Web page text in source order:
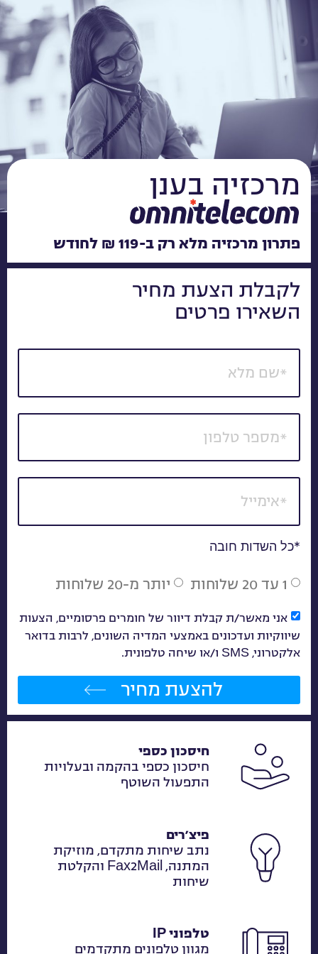
מרכזיה בענן
פתרון מרכזיה מלא רק ב-119 ₪ לחודש​
לקבלת הצעת מחיר
השאירו פרטים
*כל השדות חובה
1 עד 20 שלוחות יותר מ-20 שלוחות
אני מאשר/ת קבלת דיוור של חומרים פרסומיים, הצעות
שיווקיות ועדכונים באמצעי המדיה השונים, לרבות בדואר
אלקטרוני, SMS ו/או שיחה טלפונית.
להצעת מחיר
חיסכון כספי
חיסכון כספי בהקמה ובעלויות
התפעול השוטף
פיצ׳רים
נתב שיחות מתקדם, מוזיקת
המתנה, Fax2Mail והקלטת
שיחות
טלפוני IP
מגוון טלפונים מתקדמים